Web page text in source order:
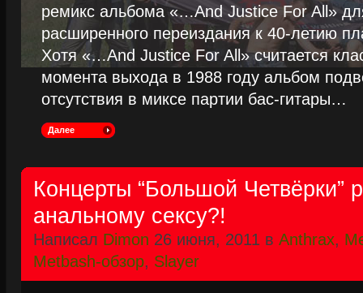
ремикс альбома «…And Justice For All»
расширенного переиздания к 40-летию
Хотя «…And Justice For All» считается
момента выхода в 1988 году альбом
отсутствия в миксе партии бас-гитары…
Далее
Концерты “Большой Четвёрки”
анальному сексу?!
Написал Dimon 26 июня, 2011 в Anthrax,
Metbash-обзор, Slayer